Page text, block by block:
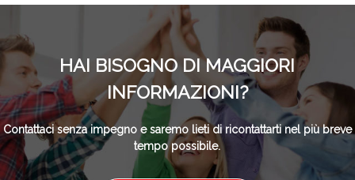
HAI BISOGNO DI MAGGIORI
INFORMAZIONI?
Contattaci senza impegno e saremo lieti di ricontattarti nel più breve
tempo possibile.